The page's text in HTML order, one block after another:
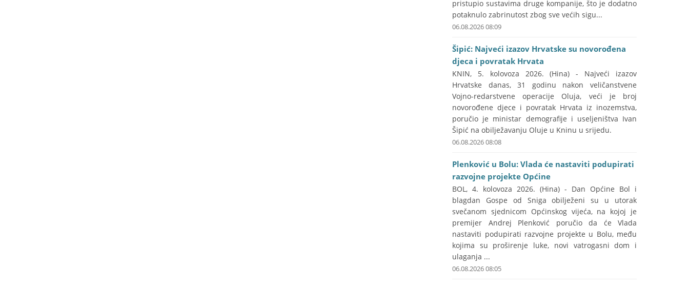
pristupio sustavima druge kompanije, što je dodatno
potaknulo zabrinutost zbog sve većih sigu...
06.08.2026 08:09
Šipić: Najveći izazov Hrvatske su novorođena
djeca i povratak Hrvata
KNIN, 5. kolovoza 2026. (Hina) - Najveći izazov
Hrvatske danas, 31 godinu nakon veličanstvene
Vojno-redarstvene operacije Oluja, veći je broj
novorođene djece i povratak Hrvata iz inozemstva,
poručio je ministar demografije i useljeništva Ivan
Šipić na obilježavanju Oluje u Kninu u srijedu.
06.08.2026 08:08
Plenković u Bolu: Vlada će nastaviti podupirati
razvojne projekte Općine
BOL, 4. kolovoza 2026. (Hina) - Dan Općine Bol i
blagdan Gospe od Sniga obilježeni su u utorak
svečanom sjednicom Općinskog vijeća, na kojoj je
premijer Andrej Plenković poručio da će Vlada
nastaviti podupirati razvojne projekte u Bolu, među
kojima su proširenje luke, novi vatrogasni dom i
ulaganja ...
06.08.2026 08:05